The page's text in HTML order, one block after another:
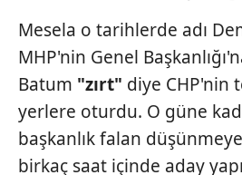
Mesela o tarihlerde adı
MHP'nin Genel
Batum "zırt" diye CHP'nin
yerlere oturdu. O güne
başkanlık falan
birkaç saat içinde aday